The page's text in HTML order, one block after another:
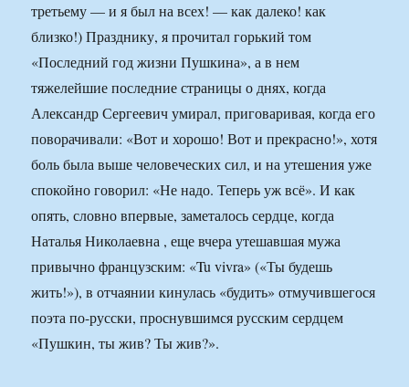
третьему — и я был на всех! — как далеко! как
близко!) Празднику, я прочитал горький том
«Последний год жизни Пушкина», а в нем
тяжелейшие последние страницы о днях, когда
Александр Сергеевич умирал, приговаривая, когда его
поворачивали: «Вот и хорошо! Вот и прекрасно!», хотя
боль была выше человеческих сил, и на утешения уже
спокойно говорил: «Не надо. Теперь уж всё». И как
опять, словно впервые, заметалось сердце, когда
Наталья Николаевна , еще вчера утешавшая мужа
привычно французским: «Tu vivra» («Ты будешь
жить!»), в отчаянии кинулась «будить» отмучившегося
поэта по-русски, проснувшимся русским сердцем
«Пушкин, ты жив? Ты жив?».